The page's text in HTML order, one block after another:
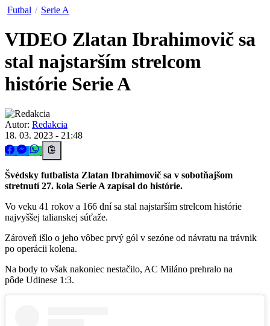
Futbal / Serie A
VIDEO Zlatan Ibrahimovič sa
stal najstarším strelcom
histórie Serie A
Autor: Redakcia
18. 03. 2023 - 21:48
Švédsky futbalista Zlatan Ibrahimovič sa v sobotňajšom
stretnutí 27. kola Serie A zapísal do histórie.
Vo veku 41 rokov a 166 dní sa stal najstarším strelcom histórie
najvyššej talianskej súťaže.
Zároveň išlo o jeho vôbec prvý gól v sezóne od návratu na trávnik
po operácii kolena.
Na body to však nakoniec nestačilo, AC Miláno prehralo na
pôde Udinese 1:3.